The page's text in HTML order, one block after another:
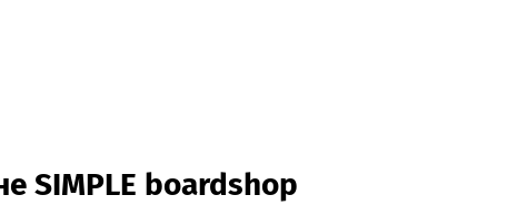
SIMPLE boardshop